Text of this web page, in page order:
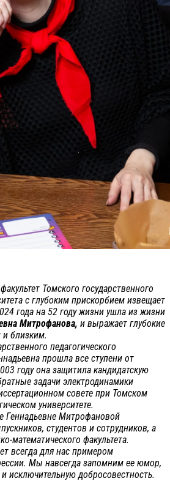
Томского государственного
с глубоким прискорбием извещает
года на 52 году жизни ушла из жизни
Митрофанова, и выражает глубокие
близким.
педагогического
прошла все ступени от
году она защитила кандидатскую
задачи электродинамики
совете при Томском
университете.
Геннадьевне Митрофановой
студентов и сотрудников, а
математического факультета.
всегда для нас примером
Мы навсегда запомним ее юмор,
исключительную добросовестность.